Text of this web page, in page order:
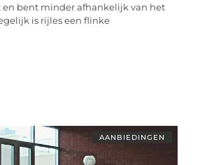
en bent minder afhankelijk van het
is rijles een flinke
AANBIEDINGEN